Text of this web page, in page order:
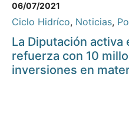
06/07/2021
Ciclo Hidríco, Noticias,
La Diputación activa
refuerza con 10
inversiones en